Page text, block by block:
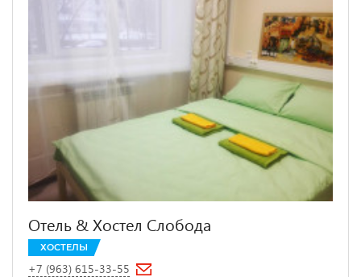
Отель & Хостел Слобода
ХОСТЕЛЫ
+7 (963) 615-33-55